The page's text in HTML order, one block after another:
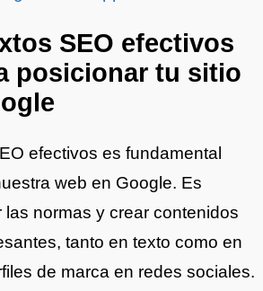
SEO efectivos
posicionar tu sitio
efectivos es fundamental
web en Google. Es
las normas y crear contenidos
tanto en texto como en
de marca en redes sociales.